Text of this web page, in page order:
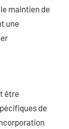
maintien de
une
être
de